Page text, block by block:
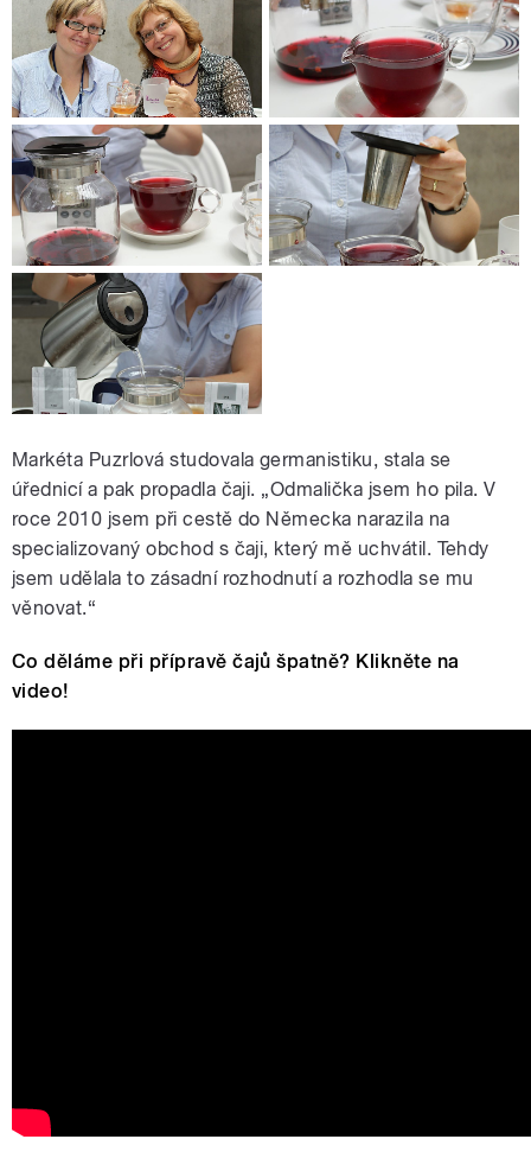
Markéta Puzrlová studovala germanistiku, stala se
úřednicí a pak propadla čaji. „Odmalička jsem ho pila. V
roce 2010 jsem při cestě do Německa narazila na
specializovaný obchod s čaji, který mě uchvátil. Tehdy
jsem udělala to zásadní rozhodnutí a rozhodla se mu
věnovat.“
Co děláme při přípravě čajů špatně? Klikněte na
video!